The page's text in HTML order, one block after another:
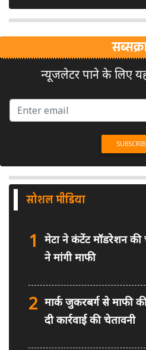
न्यूजलेटर पाने के लिए
सोशल मीडिया
1
मेटा ने कंटेंट मॉडरेशन की
ने मांगी माफी
2 मार्क जुकरबर्ग से माफी
दी कार्रवाई की चेतावनी